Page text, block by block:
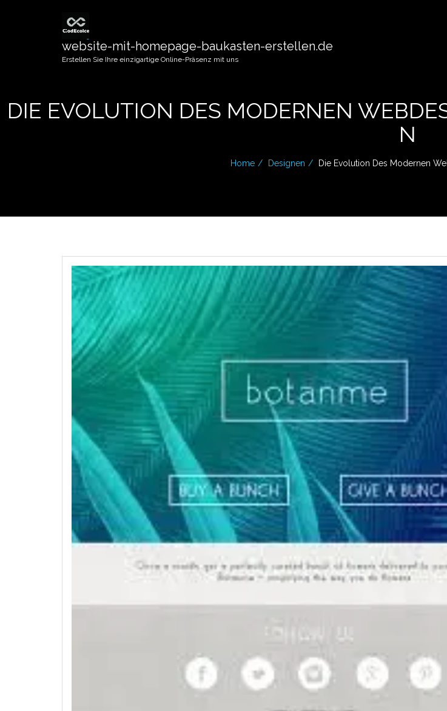
website-mit-homepage-baukasten-erstellen.de
Erstellen Sie Ihre einzigartige Online-Präsenz mit uns
DIE EVOLUTION DES MODERNEN
N
Home Designen Die Evolution Des Modernen